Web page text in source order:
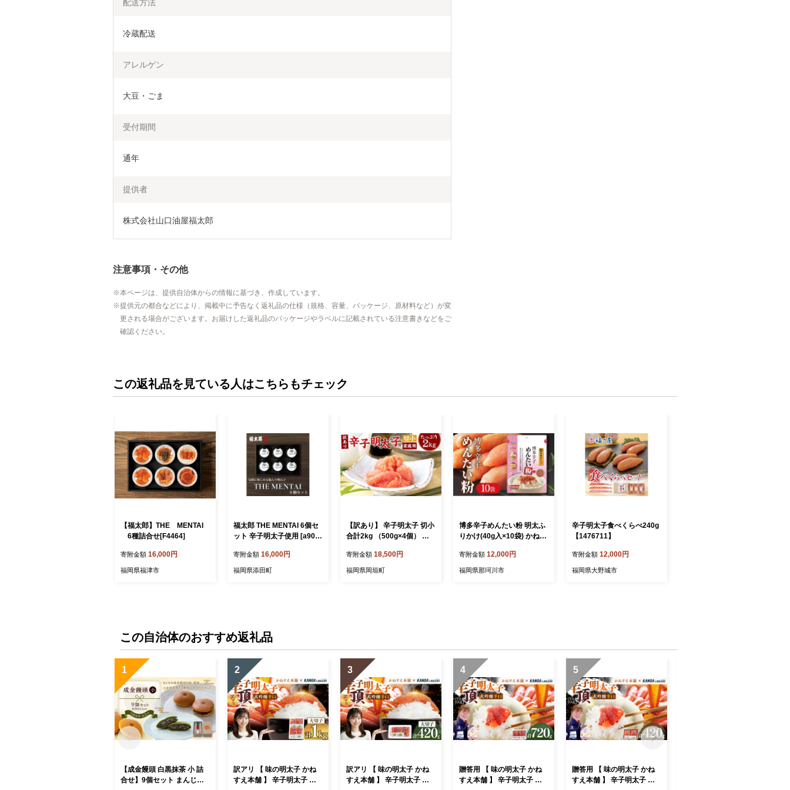
配送方法
冷蔵配送
アレルゲン
大豆・ごま
受付期間
通年
提供者
株式会社山口油屋福太郎
注意事項・その他
本ページは、提供自治体からの情報に基づき、作成しています。
提供元の都合などにより、掲載中に予告なく返礼品の仕様（規格、容量、パッケージ、原材料など）が変
更される場合がございます。お届けした返礼品のパッケージやラベルに記載されている注意書きなどをご
確認ください。
この返礼品を見ている人はこちらもチェック
【福太郎】THE MENTAI
6種詰合せ[F4464]
寄附金額 16,000円
福岡県福津市
福太郎 THE MENTAI 6個セ
ット 辛子明太子使用 [a904
(福岡本社) ※配送不可：離
島【返礼品】添田町 ふるさ
寄附金額 16,000円
福岡県添田町
【訳あり】 辛子明太子 切小
合計2kg （500g×4個） 明
寄附金額 18,500円
福岡県岡垣町
博多辛子めんたい粉 明太ふ
りかけ(40g入×10袋) かねふ
寄附金額 12,000円
福岡県那珂川市
辛子明太子食べくらべ240g
【1476711】
寄附金額 12,000円
福岡県大野城市
この自治体のおすすめ返礼品
1
【成金饅頭 白黒抹茶 小 詰
合せ】9個セット まんじゅ
2
訳アリ 【 味の明太子 かね
すえ本舗 】 辛子明太子 大
3
訳アリ 【 味の明太子 かね
すえ本舗 】 辛子明太子 大
4
贈答用 【 味の明太子 かね
すえ本舗 】 辛子明太子 大
5
贈答用 【 味の明太子 かね
すえ本舗 】 辛子明太子 大